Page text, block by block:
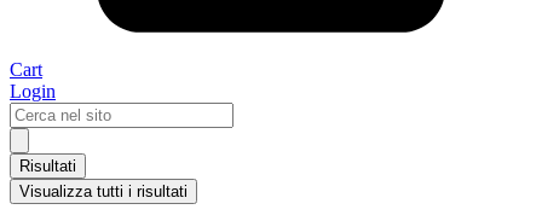
Cart
Login
Search
...
Risultati
Visualizza tutti i risultati